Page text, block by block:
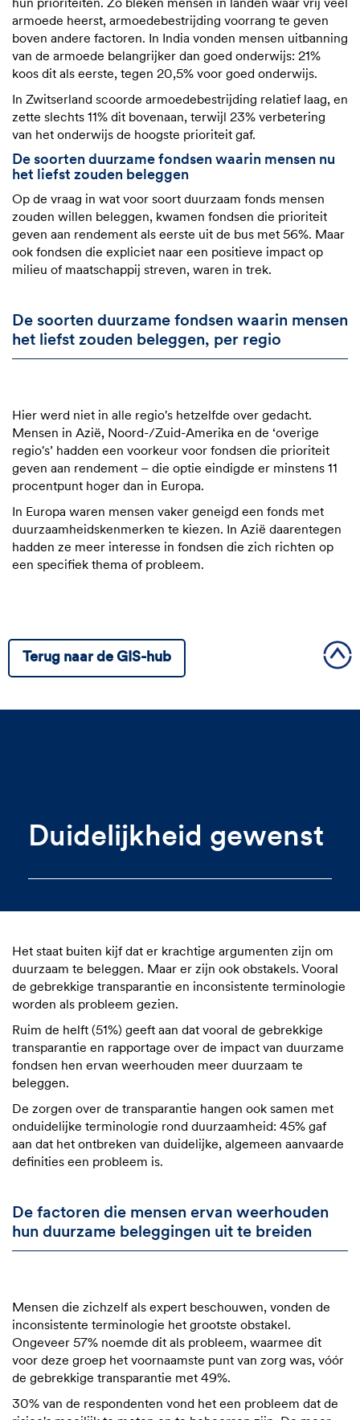
hun prioriteiten. Zo bleken mensen in landen waar vrij veel
armoede heerst, armoedebestrijding voorrang te geven
boven andere factoren. In India vonden mensen uitbanning
van de armoede belangrijker dan goed onderwijs: 21%
koos dit als eerste, tegen 20,5% voor goed onderwijs.
In Zwitserland scoorde armoedebestrijding relatief laag, en
zette slechts 11% dit bovenaan, terwijl 23% verbetering
van het onderwijs de hoogste prioriteit gaf.
De soorten duurzame fondsen waarin mensen nu
het liefst zouden beleggen
Op de vraag in wat voor soort duurzaam fonds mensen
zouden willen beleggen, kwamen fondsen die prioriteit
geven aan rendement als eerste uit de bus met 56%. Maar
ook fondsen die expliciet naar een positieve impact op
milieu of maatschappij streven, waren in trek.
De soorten duurzame fondsen waarin mensen
het liefst zouden beleggen, per regio
Hier werd niet in alle regio's hetzelfde over gedacht.
Mensen in Azië, Noord-/Zuid-Amerika en de ‘overige
regio's’ hadden een voorkeur voor fondsen die prioriteit
geven aan rendement – die optie eindigde er minstens 11
procentpunt hoger dan in Europa.
In Europa waren mensen vaker geneigd een fonds met
duurzaamheidskenmerken te kiezen. In Azië daarentegen
hadden ze meer interesse in fondsen die zich richten op
een specifiek thema of probleem.
Terug naar de GIS-hub
Duidelijkheid gewenst
Het staat buiten kijf dat er krachtige argumenten zijn om
duurzaam te beleggen. Maar er zijn ook obstakels. Vooral
de gebrekkige transparantie en inconsistente terminologie
worden als probleem gezien.
Ruim de helft (51%) geeft aan dat vooral de gebrekkige
transparantie en rapportage over de impact van duurzame
fondsen hen ervan weerhouden meer duurzaam te
beleggen.
De zorgen over de transparantie hangen ook samen met
onduidelijke terminologie rond duurzaamheid: 45% gaf
aan dat het ontbreken van duidelijke, algemeen aanvaarde
definities een probleem is.
De factoren die mensen ervan weerhouden
hun duurzame beleggingen uit te breiden
Mensen die zichzelf als expert beschouwen, vonden de
inconsistente terminologie het grootste obstakel.
Ongeveer 57% noemde dit als probleem, waarmee dit
voor deze groep het voornaamste punt van zorg was, vóór
de gebrekkige transparantie met 49%.
30% van de respondenten vond het een probleem dat de